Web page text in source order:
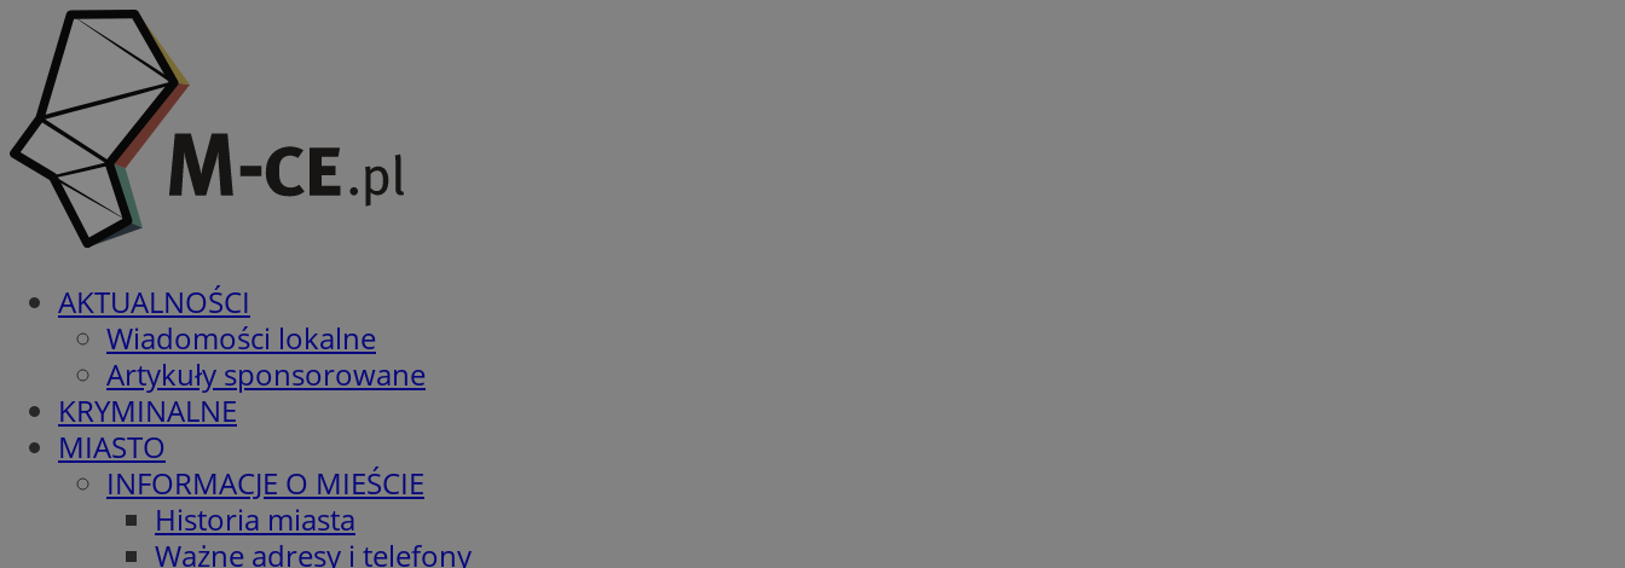
AKTUALNOŚCI
Wiadomości lokalne
Artykuły sponsorowane
KRYMINALNE
MIASTO
INFORMACJE O MIEŚCIE
Historia miasta
Ważne adresy i telefony